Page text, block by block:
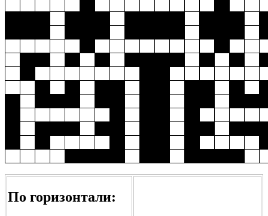
По горизонтали: